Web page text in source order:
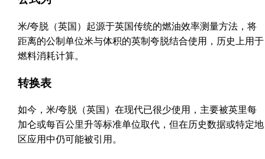
米/夸脱（英国）起源于英国传统的燃油效率测量方法，将
距离的公制单位米与体积的英制夸脱结合使用，历史上用于
燃料消耗计算。
转换表
如今，米/夸脱（英国）在现代已很少使用，主要被英里每
加仑或每百公里升等标准单位取代，但在历史数据或特定地
区应用中仍可能被引用。